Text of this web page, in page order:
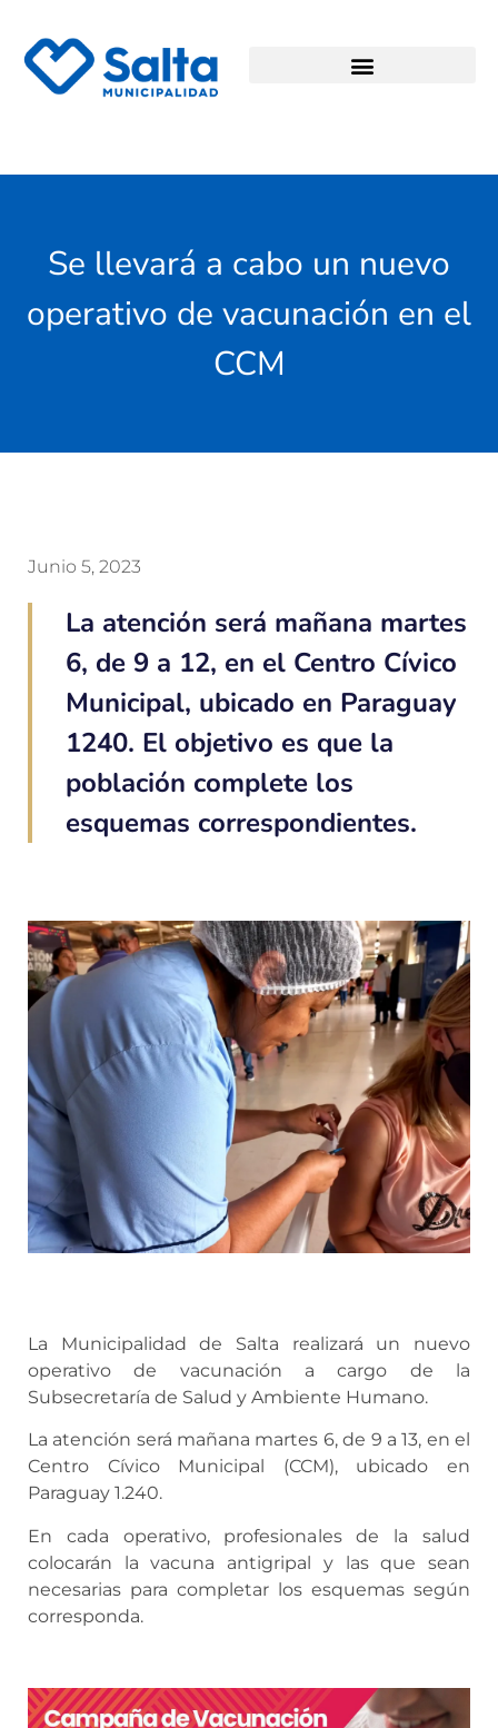
Se llevará a cabo un nuevo
operativo de vacunación en el
CCM
Junio 5, 2023
La atención será mañana martes
6, de 9 a 12, en el Centro Cívico
Municipal, ubicado en Paraguay
1240. El objetivo es que la
población complete los
esquemas correspondientes.
La Municipalidad de Salta realizará un nuevo
operativo de vacunación a cargo de la
Subsecretaría de Salud y Ambiente Humano.
La atención será mañana martes 6, de 9 a 13, en el
Centro Cívico Municipal (CCM), ubicado en
Paraguay 1.240.
En cada operativo, profesionales de la salud
colocarán la vacuna antigripal y las que sean
necesarias para completar los esquemas según
corresponda.